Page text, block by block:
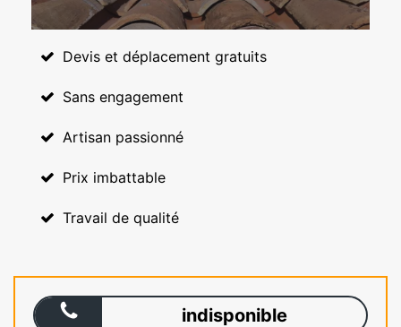
Devis et déplacement gratuits
Sans engagement
Artisan passionné
Prix imbattable
Travail de qualité
indisponible